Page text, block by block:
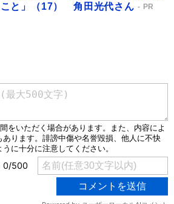
こと」（17） 角田光代さん
PR